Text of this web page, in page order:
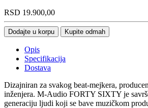
RSD 19.900,00
Dodajte u korpu Kupite odmah
Opis
Specifikacija
Dostava
Dizajniran za svakog beat-mejkera,
inženjera. M-Audio FORTY SIXTY je
generaciju ljudi koji se bave muzičkom